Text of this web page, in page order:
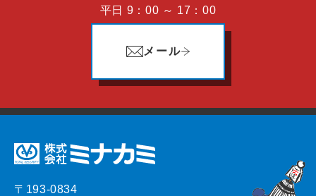
平日 9：00 ～ 17：00
メール
〒193-0834